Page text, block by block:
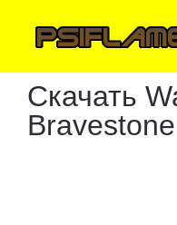
Скачать
Bravestone